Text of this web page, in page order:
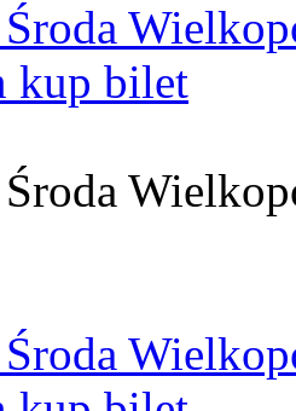
kup bilet